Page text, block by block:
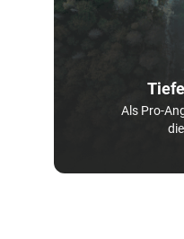
Als Pro-